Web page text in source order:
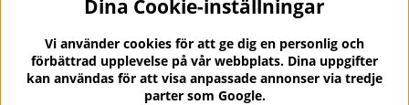
Nyhetsbrev?
I vårt nyhetsbrev får du ta del av nyheter och
erbjudanden.
Dina Cookie-inställningar
Vi använder cookies för att ge dig en personlig och
förbättrad upplevelse på vår webbplats. Dina uppgifter
kan användas för att visa anpassade annonser via tredje
parter som Google.